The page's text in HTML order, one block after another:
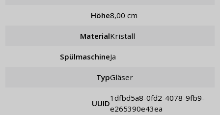
Höhe 8,00 cm
Material Kristall
Spülmaschine Ja
Typ Gläser
UUID
1dfbd5a8-0fd2-4078-9fb9-
e265390e43ea